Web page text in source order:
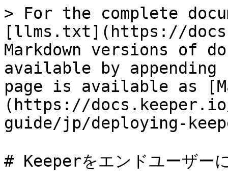
> For the complete
[llms.txt](https://
Markdown versions of
available by
page is available as
(https://
guide/jp/deploying-
# Keeperをエンドユーザー